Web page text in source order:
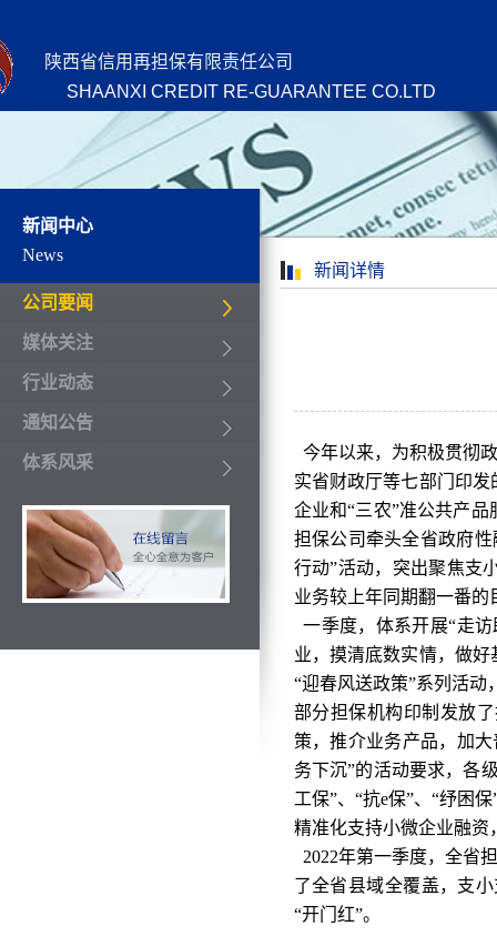
陕西省信用再担保有限责任公司
SHAANXI CREDIT RE-GUARANTEE CO.LTD
新闻中心
News
公司要闻
媒体关注
行业动态
通知公告
体系风采
新闻详情
今年以来，为积极贯彻
实省财政厅等七部门印
企业和“三农”准公共产
担保公司牵头全省政府
行动”活动，突出聚焦支
业务较上年同期翻一番的
一季度，体系开展“走
业，摸清底数实情，做
“迎春风送政策”系列活动
部分担保机构印制发放
策，推介业务产品，加
务下沉”的活动要求，各
工保”、“抗e保”、“纾困
精准化支持小微企业融资
2022年第一季度，全省
了全省县域全覆盖，支
“开门红”。